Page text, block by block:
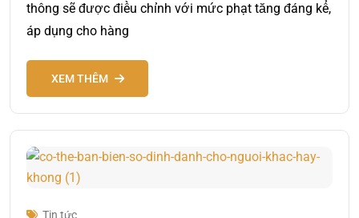
thông sẽ được điều chỉnh với mức phạt tăng đáng kể,
áp dụng cho hàng
XEM THÊM
Tin tức